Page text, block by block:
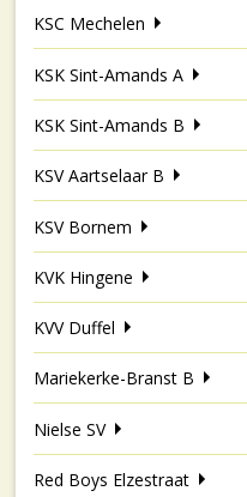
KSC Mechelen
KSK Sint-Amands A
KSK Sint-Amands B
KSV Aartselaar B
KSV Bornem
KVK Hingene
KVV Duffel
Mariekerke-Branst B
Nielse SV
Red Boys Elzestraat